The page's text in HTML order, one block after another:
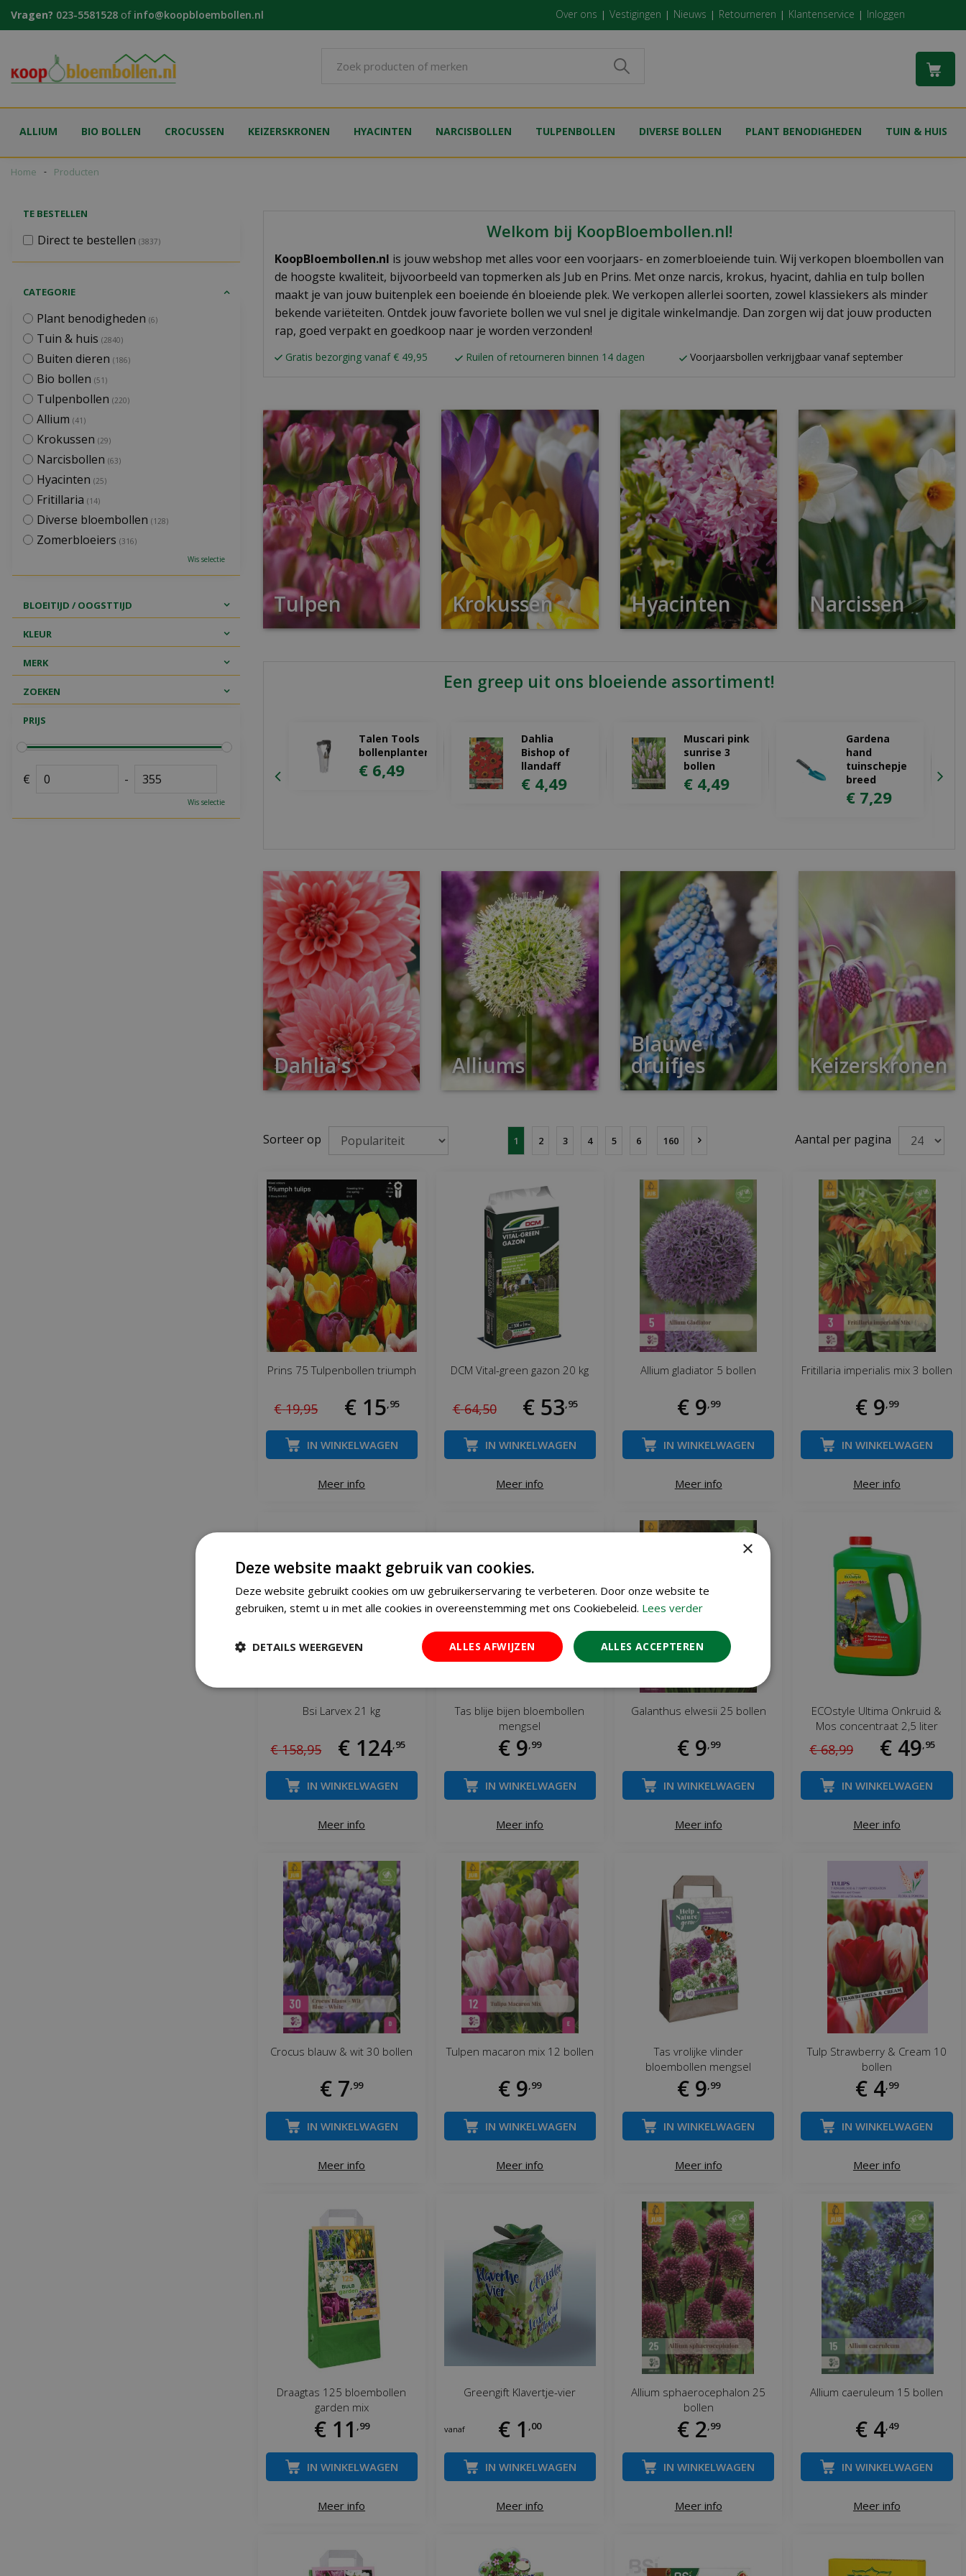
naar
Home Producten
Vragen? 023-5581528 of info@koopbloembollen.nl Over ons Vestigingen Nieuws Retourneren Klantenservice Inloggen
ALLIUM BIO BOLLEN CROCUSSEN KEIZERSKRONEN HYACINTEN NARCISBOLLEN TULPENBOLLEN DIVERSE BOLLEN PLANT BENODIGHEDEN TUIN & HUIS
Welkom bij KoopBloembollen.nl!
KoopBloembollen.nl is jouw webshop met alles voor een voorjaars- en zomerbloeiende tuin. Wij verkopen bloembollen van
de hoogste kwaliteit, bijvoorbeeld van topmerken als Jub en Prins. Met onze narcis, krokus, hyacint, dahlia en tulp bollen
maakt je van jouw buitenplek een boeiende én bloeiende plek. We verkopen allerlei soorten, zowel klassiekers als minder
bekende variëteiten. Ontdek jouw favoriete bollen we vul snel je digitale winkelmandje. Dan zorgen wij dat jouw producten
rap, goed verpakt en goedkoop naar je worden verzonden!
Gratis bezorging vanaf € 49,95 Ruilen of retourneren binnen 14 dagen Voorjaarsbollen verkrijgbaar vanaf september
Tulpen Krokussen Hyacinten Narcissen
Een greep uit ons bloeiende assortiment!
Talen Tools
bollenplanter
€ 6,49
Dahlia
Bishop of
llandaff
€ 4,49
Muscari pink
sunrise 3
bollen
€ 4,49
Gardena
hand
tuinschepje
breed
€ 7,29
Dahlia's Alliums
Blauwe
druifjes Keizerskronen
Aantal per pagina
Sorteer op 1 2 3 4 5 6 160
Prins 75 Tulpenbollen triumph
€ 19,95 € 15 95
Meer info
IN WINKELWAGEN
DCM Vital-green gazon 20 kg
€ 64,50 € 53 95
Meer info
IN WINKELWAGEN
Allium gladiator 5 bollen
€ 9 99
Meer info
IN WINKELWAGEN
Fritillaria imperialis mix 3 bollen
€ 9 99
Meer info
IN WINKELWAGEN
Bsi Larvex 21 kg
€ 158,95 € 124 95
Meer info
IN WINKELWAGEN
Tas blije bijen bloembollen
mengsel
€ 9 99
Meer info
IN WINKELWAGEN
Galanthus elwesii 25 bollen
€ 9 99
Meer info
IN WINKELWAGEN
ECOstyle Ultima Onkruid &
Mos concentraat 2,5 liter
€ 68,99 € 49 95
Meer info
IN WINKELWAGEN
Crocus blauw & wit 30 bollen
€ 7 99
Meer info
IN WINKELWAGEN
Tulpen macaron mix 12 bollen
€ 9 99
Meer info
IN WINKELWAGEN
Tas vrolijke vlinder
bloembollen mengsel
€ 9 99
Meer info
IN WINKELWAGEN
Tulp Strawberry & Cream 10
bollen
€ 4 99
Meer info
IN WINKELWAGEN
Draagtas 125 bloembollen
garden mix
€ 11 99
Meer info
IN WINKELWAGEN
Greengift Klavertje-vier
vanaf € 1 00
Meer info
IN WINKELWAGEN
Allium sphaerocephalon 25
bollen
€ 2 99
Meer info
IN WINKELWAGEN
Allium caeruleum 15 bollen
€ 4 49
Meer info
IN WINKELWAGEN
TE BESTELLEN
Direct te bestellen (3837)
CATEGORIE
Plant benodigheden (6)
Tuin & huis (2840)
Buiten dieren (186)
Bio bollen (51)
Tulpenbollen (220)
Allium (41)
Krokussen (29)
Narcisbollen (63)
Hyacinten (25)
Fritillaria (14)
Diverse bloembollen (128)
Zomerbloeiers (316)
Wis selectie
BLOEITIJD / OOGSTTIJD
KLEUR
MERK
ZOEKEN
PRIJS
€ -
Wis selectie
×
Deze website maakt gebruik van cookies.
Deze website gebruikt cookies om uw gebruikerservaring te verbeteren. Door onze website te
gebruiken, stemt u in met alle cookies in overeenstemming met ons Cookiebeleid. Lees verder
ALLES ACCEPTEREN
ALLES AFWIJZEN
DETAILS WEERGEVEN